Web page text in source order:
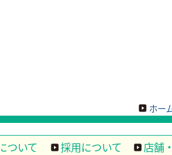
ホー
ついて 採用について 店舗